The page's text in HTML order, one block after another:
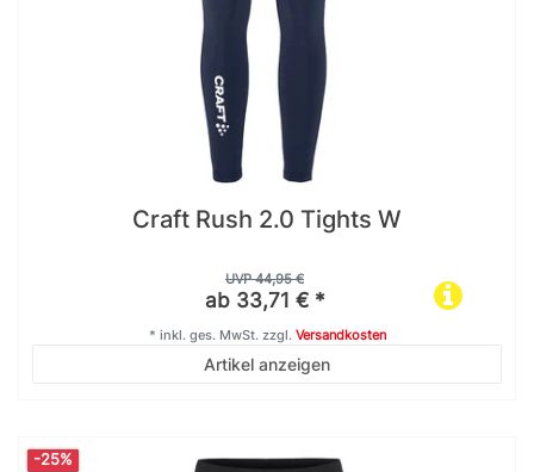
Craft Rush 2.0 Tights W
UVP 44,95 €
ab 33,71 € *
Artikel anzeigen
* inkl. ges. MwSt.zzgl. Versandkosten
-25%